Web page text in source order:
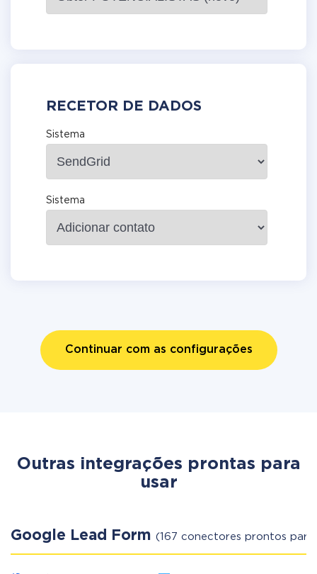
RECETOR DE DADOS
Sistema
Sistema
Continuar com as configurações
Outras integrações prontas para
usar
Google Lead Form (167 conectores prontos para